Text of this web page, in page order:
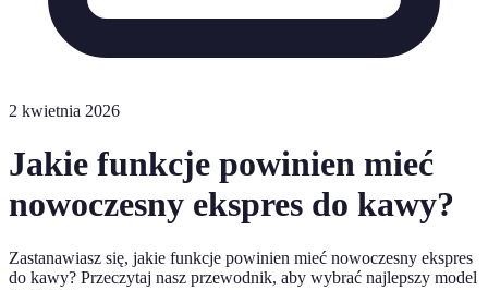
2 kwietnia 2026
Jakie funkcje powinien mieć
nowoczesny ekspres do kawy?
Zastanawiasz się, jakie funkcje powinien mieć nowoczesny ekspres
do kawy? Przeczytaj nasz przewodnik, aby wybrać najlepszy model